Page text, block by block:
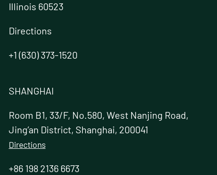
Illinois 60523
Directions
+1 (630) 373-1520
SHANGHAI
Room B1, 33/F, No.580, West Nanjing Road,
Jing’an District, Shanghai, 200041
Directions
+86 198 2136 6673